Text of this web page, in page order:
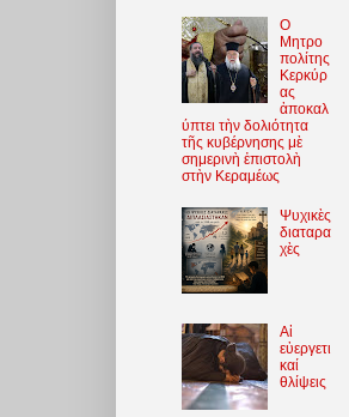
O
Μητρο
πολίτης
Κερκύρ
ας
ἀποκαλ
ύπτει τὴν δολιότητα
τῆς κυβέρνησης μὲ
σημερινὴ ἐπιστολὴ
στὴν Κεραμέως
Ψυχικὲς
διαταρα
χὲς
Αἱ
εὐεργετι
καί
θλίψεις